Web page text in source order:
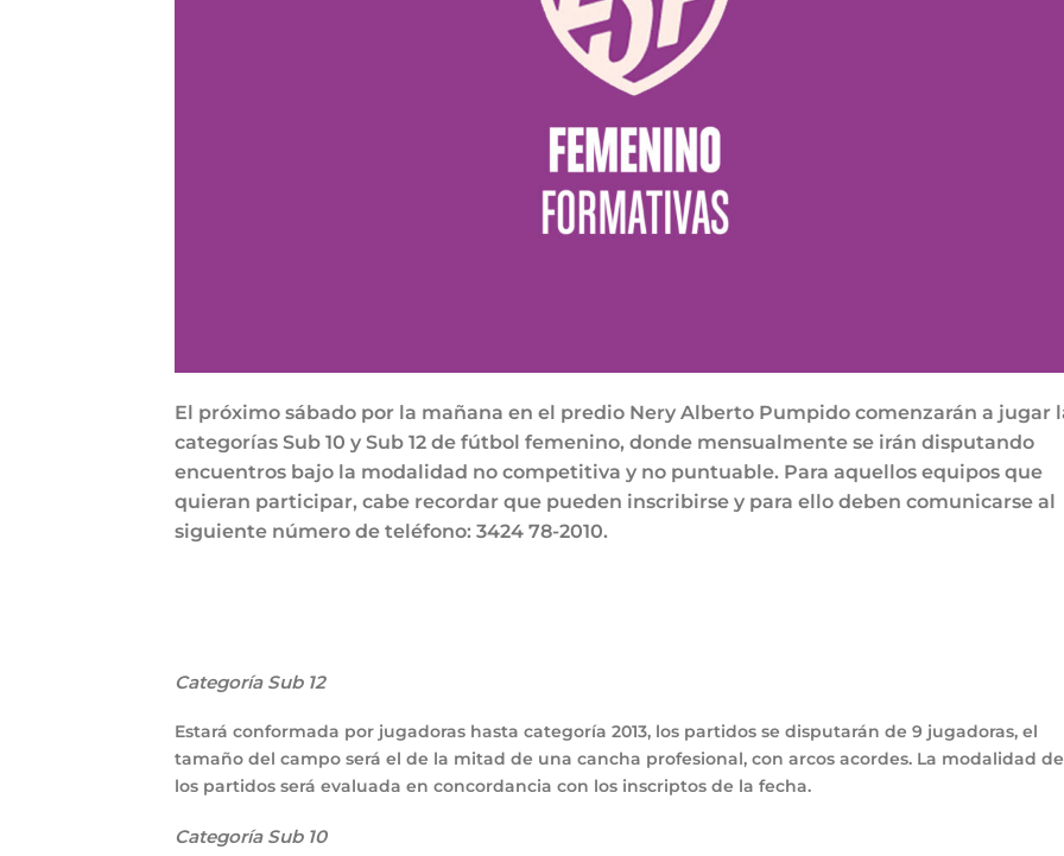
El próximo sábado por la mañana en el predio Nery Alberto Pumpido comenzarán a jugar
categorías Sub 10 y Sub 12 de fútbol femenino, donde mensualmente se irán disputando
encuentros bajo la modalidad no competitiva y no puntuable. Para aquellos equipos que
quieran participar, cabe recordar que pueden inscribirse y para ello deben comunicarse al
siguiente número de teléfono: 3424 78-2010.
Categoría Sub 12
Estará conformada por jugadoras hasta categoría 2013, los partidos se disputarán de 9 jugadoras, el
tamaño del campo será el de la mitad de una cancha profesional, con arcos acordes. La modalidad de
los partidos será evaluada en concordancia con los inscriptos de la fecha.
Categoría Sub 10